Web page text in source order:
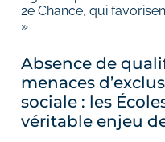
2e Chance, qui
»
Absence de
menaces
sociale : les
véritable enjeu